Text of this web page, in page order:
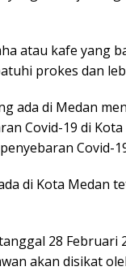
atau kafe yang
prokes dan
ada di Medan
Covid-19 di
Covid-
di Kota Medan
28 Februari
akan disikat